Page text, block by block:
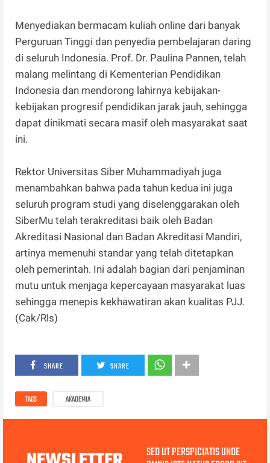
Menyediakan bermacam kuliah online dari banyak
Perguruan Tinggi dan penyedia pembelajaran daring
di seluruh Indonesia. Prof. Dr. Paulina Pannen, telah
malang melintang di Kementerian Pendidikan
Indonesia dan mendorong lahirnya kebijakan-
kebijakan progresif pendidikan jarak jauh, sehingga
dapat dinikmati secara masif oleh masyarakat saat
ini.
Rektor Universitas Siber Muhammadiyah juga
menambahkan bahwa pada tahun kedua ini juga
seluruh program studi yang diselenggarakan oleh
SiberMu telah terakreditasi baik oleh Badan
Akreditasi Nasional dan Badan Akreditasi Mandiri,
artinya memenuhi standar yang telah ditetapkan
oleh pemerintah. Ini adalah bagian dari penjaminan
mutu untuk menjaga kepercayaan masyarakat luas
sehingga menepis kekhawatiran akan kualitas PJJ.
(Cak/Rls)
SHARE SHARE
TAGS AKADEMIA
SED UT PERSPICIATIS UNDE